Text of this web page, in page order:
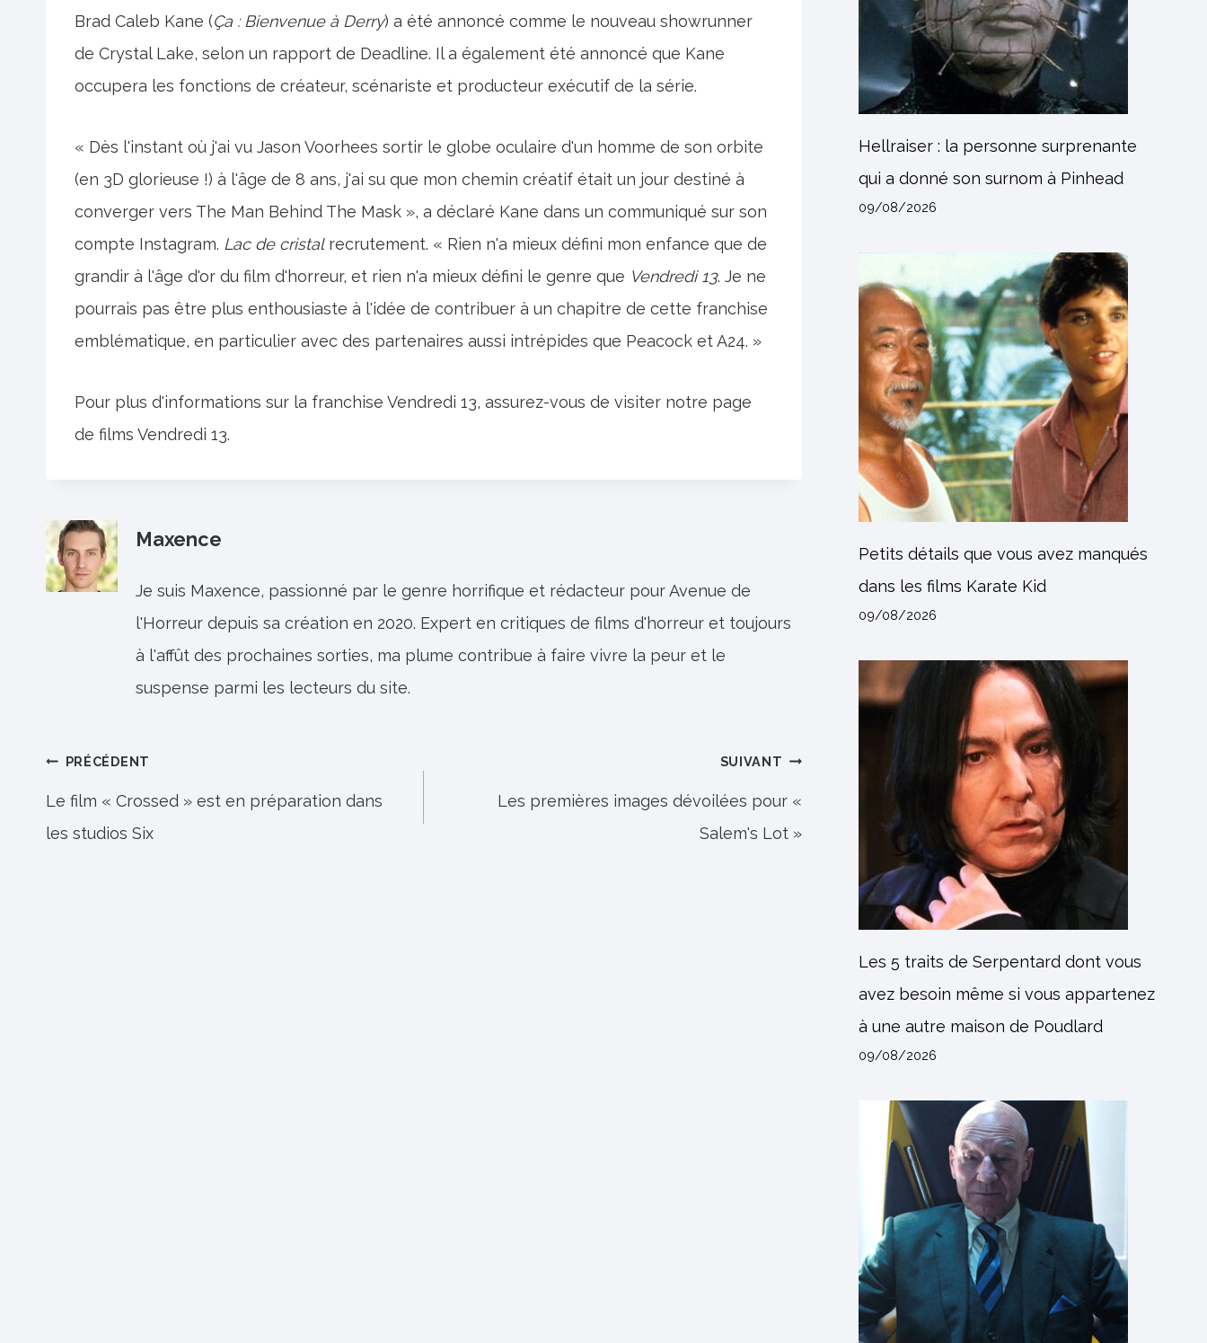
Brad Caleb Kane (Ça : Bienvenue à Derry) a été annoncé comme le nouveau showrunner
de Crystal Lake, selon un rapport de Deadline. Il a également été annoncé que Kane
occupera les fonctions de créateur, scénariste et producteur exécutif de la série.
« Dès l'instant où j'ai vu Jason Voorhees sortir le globe oculaire d'un homme de son orbite
(en 3D glorieuse !) à l'âge de 8 ans, j'ai su que mon chemin créatif était un jour destiné à
converger vers The Man Behind The Mask », a déclaré Kane dans un communiqué sur son
compte Instagram. Lac de cristalrecrutement. « Rien n'a mieux défini mon enfance que de
grandir à l'âge d'or du film d'horreur, et rien n'a mieux défini le genre que Vendredi 13. Je ne
pourrais pas être plus enthousiaste à l'idée de contribuer à un chapitre de cette franchise
emblématique, en particulier avec des partenaires aussi intrépides que Peacock et A24. »
Pour plus d'informations sur la franchise Vendredi 13, assurez-vous de visiter notre page
de films Vendredi 13.
Maxence
Je suis Maxence, passionné par le genre horrifique et rédacteur pour Avenue de
l'Horreur depuis sa création en 2020. Expert en critiques de films d'horreur et toujours
à l'affût des prochaines sorties, ma plume contribue à faire vivre la peur et le
suspense parmi les lecteurs du site.
Navigation
de
l’article
PRÉCÉDENT
Le film « Crossed » est en préparation dans
les studios Six
SUIVANT
Les premières images dévoilées pour «
Salem's Lot »
Hellraiser : la personne surprenante
qui a donné son surnom à Pinhead
09/08/2026
Petits détails que vous avez manqués
dans les films Karate Kid
09/08/2026
Les 5 traits de Serpentard dont vous
avez besoin même si vous appartenez
à une autre maison de Poudlard
09/08/2026